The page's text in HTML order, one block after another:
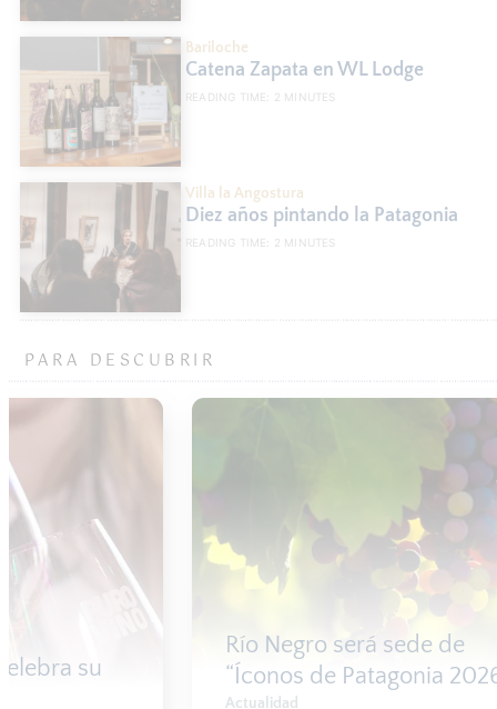
Bariloche
Catena Zapata en WL Lodge
READING TIME: 2 MINUTES
Villa la Angostura
Diez años pintando la Patagonia
READING TIME: 2 MINUTES
PARA DESCUBRIR
Río Negro será sede de
“Íconos de Patagonia 2026”